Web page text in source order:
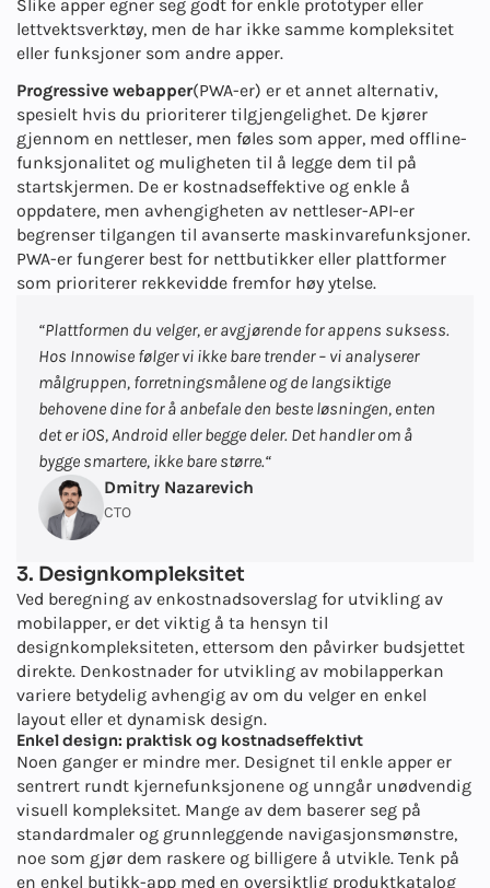
Slike apper egner seg godt for enkle prototyper eller
lettvektsverktøy, men de har ikke samme kompleksitet
eller funksjoner som andre apper.
Progressive webapper(PWA-er) er et annet alternativ,
spesielt hvis du prioriterer tilgjengelighet. De kjører
gjennom en nettleser, men føles som apper, med offline-
funksjonalitet og muligheten til å legge dem til på
startskjermen. De er kostnadseffektive og enkle å
oppdatere, men avhengigheten av nettleser-API-er
begrenser tilgangen til avanserte maskinvarefunksjoner.
PWA-er fungerer best for nettbutikker eller plattformer
som prioriterer rekkevidde fremfor høy ytelse.
“Plattformen du velger, er avgjørende for appens suksess.
Hos Innowise følger vi ikke bare trender – vi analyserer
målgruppen, forretningsmålene og de langsiktige
behovene dine for å anbefale den beste løsningen, enten
det er iOS, Android eller begge deler. Det handler om å
bygge smartere, ikke bare større.“
Dmitry Nazarevich
CTO
3. Designkompleksitet
Ved beregning av enkostnadsoverslag for utvikling av
mobilapper, er det viktig å ta hensyn til
designkompleksiteten, ettersom den påvirker budsjettet
direkte. Denkostnader for utvikling av mobilapperkan
variere betydelig avhengig av om du velger en enkel
layout eller et dynamisk design.
Enkel design: praktisk og kostnadseffektivt
Noen ganger er mindre mer. Designet til enkle apper er
sentrert rundt kjernefunksjonene og unngår unødvendig
visuell kompleksitet. Mange av dem baserer seg på
standardmaler og grunnleggende navigasjonsmønstre,
noe som gjør dem raskere og billigere å utvikle. Tenk på
en enkel butikk-app med en oversiktlig produktkatalog